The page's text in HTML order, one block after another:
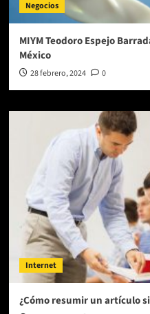
Negocios
MIYM Teodoro Espejo
México
28 febrero, 2024 0
Internet
¿Cómo resumir un artículo